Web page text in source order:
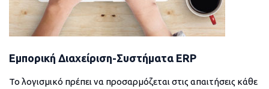
Εμπορική Διαχείριση-Συστήματα ERP
Το λογισμικό πρέπει να προσαρμόζεται στις απαιτήσεις κάθε